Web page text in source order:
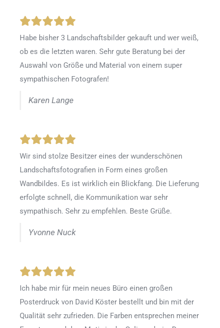
Habe bisher 3 Landschaftsbilder gekauft und wer weiß,
ob es die letzten waren. Sehr gute Beratung bei der
Auswahl von Größe und Material von einem super
sympathischen Fotografen!
Karen Lange
Wir sind stolze Besitzer eines der wunderschönen
Landschaftsfotografien in Form eines großen
Wandbildes. Es ist wirklich ein Blickfang. Die Lieferung
erfolgte schnell, die Kommunikation war sehr
sympathisch. Sehr zu empfehlen. Beste Grüße.
Yvonne Nuck
Ich habe mir für mein neues Büro einen großen
Posterdruck von David Köster bestellt und bin mit der
Qualität sehr zufrieden. Die Farben entsprechen meiner